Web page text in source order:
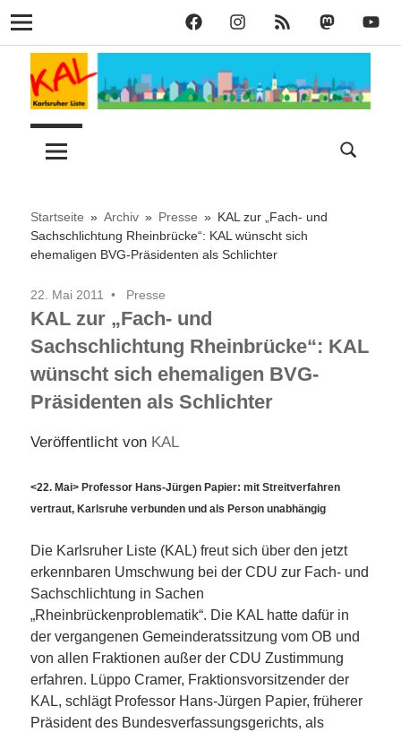
KAL
auf
Facebook
KAL
auf
Instagram
KAL
RSS
KAL
bei
KAL
auf
Navigation
Zum
Inhalt
springen
Karlsruher
–
KAL
Stadt
Startseite Archiv Presse
KAL zur „Fach- und
Sachschlichtung Rheinbrücke“: KAL wünscht sich
ehemaligen BVG-Präsidenten als Schlichter
22. Mai 2011 Presse
KAL zur „Fach- und
Sachschlichtung Rheinbrücke“: KAL
wünscht sich ehemaligen BVG-
Präsidenten als Schlichter
Veröffentlicht von KAL
<22. Mai> Professor Hans-Jürgen Papier: mit Streitverfahren
vertraut, Karlsruhe verbunden und als Person unabhängig
Die Karlsruher Liste (KAL) freut sich über den jetzt
erkennbaren Umschwung bei der CDU zur Fach- und
Sachschlichtung in Sachen
„Rheinbrückenproblematik“. Die KAL hatte dafür in
der vergangenen Gemeinderatssitzung vom OB und
von allen Fraktionen außer der CDU Zustimmung
erfahren. Lüppo Cramer, Fraktionsvorsitzender der
KAL, schlägt Professor Hans-Jürgen Papier, früherer
Präsident des Bundesverfassungsgerichts, als